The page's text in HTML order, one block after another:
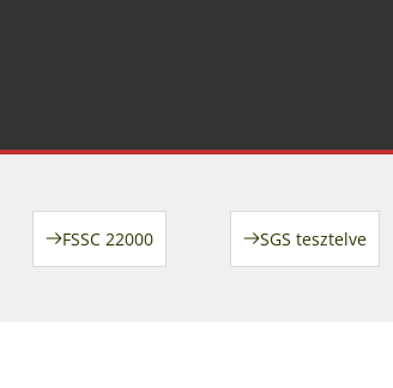
FSSC 22000 SGS tesztelve